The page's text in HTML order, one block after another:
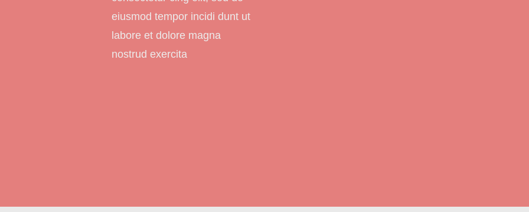
eiusmod tempor incidi dunt ut
labore et dolore magna
nostrud exercita